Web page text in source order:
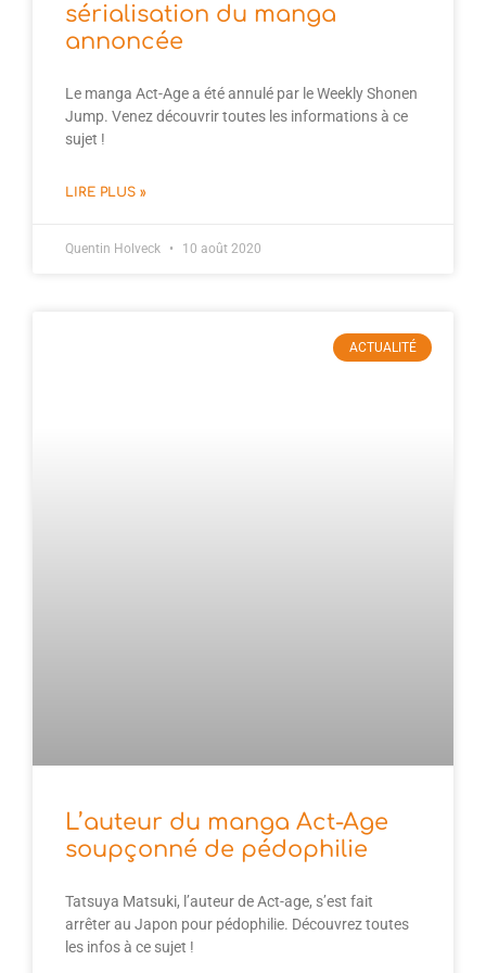
sérialisation du manga
annoncée
Le manga Act-Age a été annulé par le Weekly Shonen
Jump. Venez découvrir toutes les informations à ce
sujet !
LIRE PLUS »
Quentin Holveck 10 août 2020
ACTUALITÉ
L’auteur du manga Act-Age
soupçonné de pédophilie
Tatsuya Matsuki, l’auteur de Act-age, s’est fait
arrêter au Japon pour pédophilie. Découvrez toutes
les infos à ce sujet !